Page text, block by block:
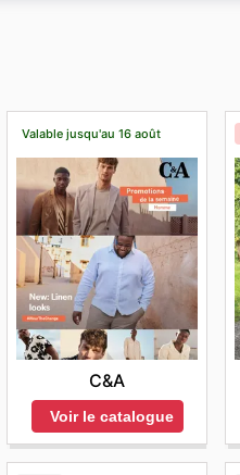
Valable jusqu'au 16 août
C&A
Voir le catalogue